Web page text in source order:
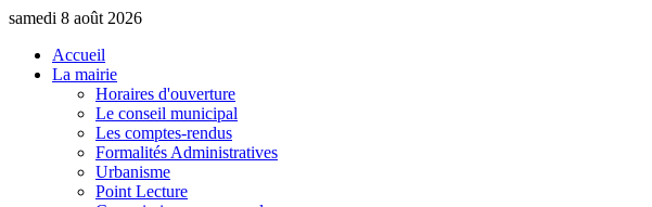
samedi 8 août 2026
Accueil
La mairie
Horaires d'ouverture
Le conseil municipal
Les comptes-rendus
Formalités Administratives
Urbanisme
Point Lecture